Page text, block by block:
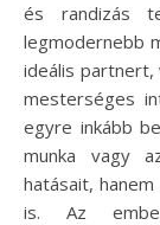
és randizás
legmodernebb
ideális partnert,
mesterséges
egyre inkább
munka vagy
hatásait,
is. Az